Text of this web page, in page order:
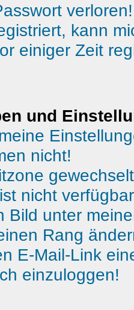
verloren!
kann
einiger Zeit
und
nicht!
nicht
Bild unter
Rang
E-Mail-Link
einzuloggen!